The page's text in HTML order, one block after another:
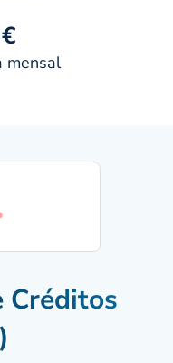
mensal
Créditos